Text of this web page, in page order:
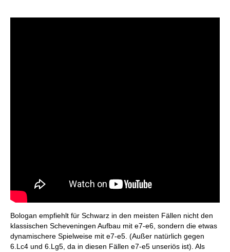
Bologan empfiehlt für Schwarz in den meisten Fällen nicht den
klassischen Scheveningen Aufbau mit e7-e6, sondern die etwas
dynamischere Spielweise mit e7-e5. (Außer natürlich gegen
6.Lc4 und 6.Lg5, da in diesen Fällen e7-e5 unseriös ist). Als